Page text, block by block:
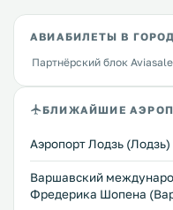
АВИАБИЛЕТЫ В
Партнёрский блок
БЛИЖАЙШИЕ
Аэропорт Лодзь (Лодзь)
Варшавский
Фредерика Шопена